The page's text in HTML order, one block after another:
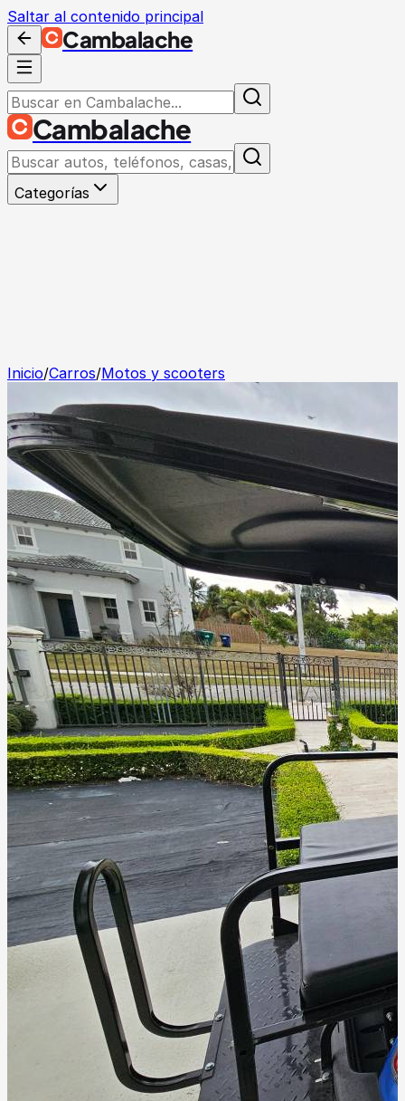
Saltar al contenido principal
Cambalache
Cambalache
Categorías
Inicio/Carros/Motos y scooters